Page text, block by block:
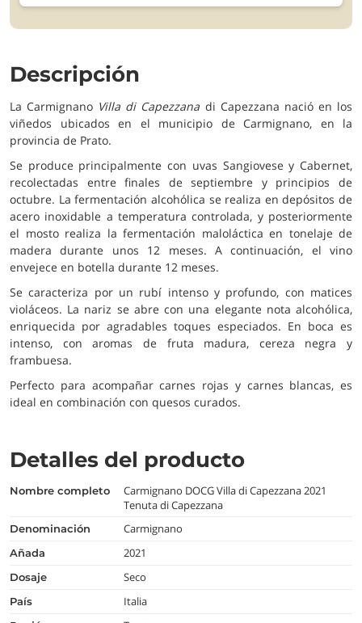
Descripción
La Carmignano Villa di Capezzana di Capezzana nació en los
viñedos ubicados en el municipio de Carmignano, en la
provincia de Prato.
Se produce principalmente con uvas Sangiovese y Cabernet,
recolectadas entre finales de septiembre y principios de
octubre. La fermentación alcohólica se realiza en depósitos de
acero inoxidable a temperatura controlada, y posteriormente
el mosto realiza la fermentación maloláctica en tonelaje de
madera durante unos 12 meses. A continuación, el vino
envejece en botella durante 12 meses.
Se caracteriza por un rubí intenso y profundo, con matices
violáceos. La nariz se abre con una elegante nota alcohólica,
enriquecida por agradables toques especiados. En boca es
intenso, con aromas de fruta madura, cereza negra y
frambuesa.
Perfecto para acompañar carnes rojas y carnes blancas, es
ideal en combinación con quesos curados.
Detalles del producto
nombre completo
Carmignano DOCG Villa di Capezzana 2021
Tenuta di Capezzana
denominación Carmignano
añada 2021
dosaje Seco
país Italia